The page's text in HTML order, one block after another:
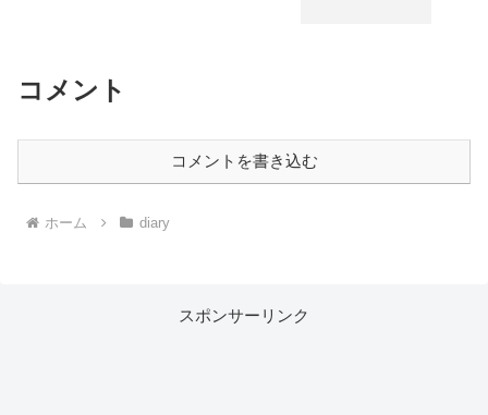
コメント
コメントを書き込む
ホーム diary
スポンサーリンク